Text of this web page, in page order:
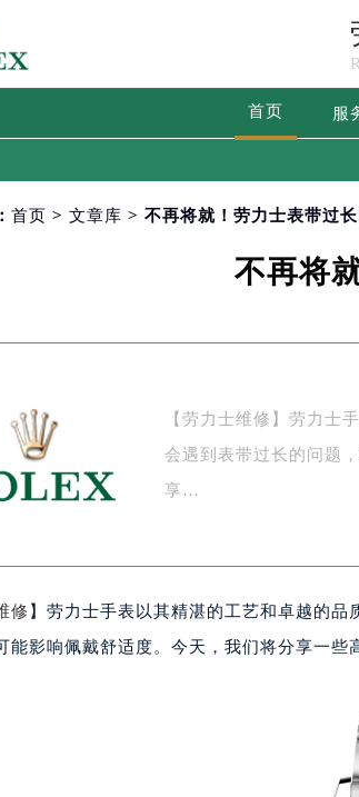
首页 服
首页 > 文章库 > 不再将就！劳力士表带过
不再将
【劳力士维修】劳力士
会遇到表带过长的问题
享…
修 】劳力士手表以其精湛的工艺和卓越的
能影响佩戴舒适度。今天，我们将分享一些